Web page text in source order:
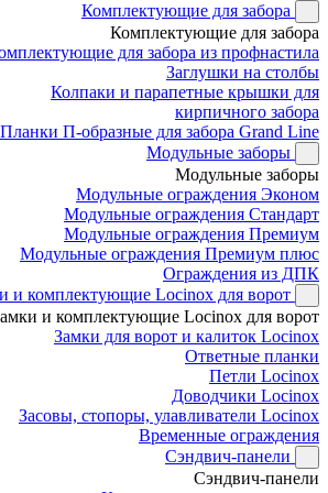
Комплектующие для забора
Комплектующие для забора
для забора из профнастила
Заглушки на столбы
Колпаки и парапетные крышки для
кирпичного забора
Планки П-образные для забора Grand Line
Модульные заборы
Модульные заборы
Модульные ограждения Эконом
Модульные ограждения Стандарт
Модульные ограждения Премиум
Модульные ограждения Премиум плюс
Ограждения из ДПК
и комплектующие Locinox для ворот
и комплектующие Locinox для ворот
Замки для ворот и калиток Locinox
Ответные планки
Петли Locinox
Доводчики Locinox
Засовы, стопоры, улавливатели Locinox
Временные ограждения
Сэндвич-панели
Сэндвич-панели